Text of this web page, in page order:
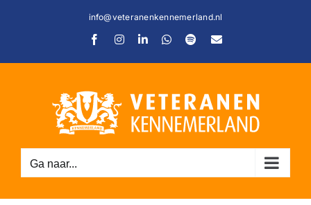
info@veteranenkennemerland.nl
FacebookInstagramLinkedInWhatsApp
SpotifyE-
Ga naar...